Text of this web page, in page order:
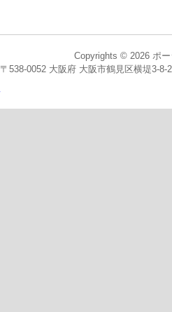
Copyrights © 2026 ポ
〒538-0052 大阪府 大阪市鶴見区横堤3-